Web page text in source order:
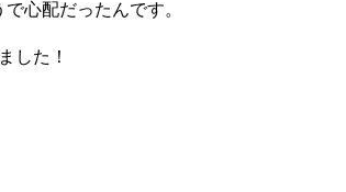
心配だったんです。
した！